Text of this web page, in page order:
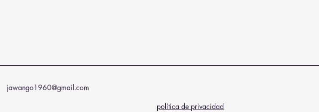
jawango1960@gmail.com
política de privacidad